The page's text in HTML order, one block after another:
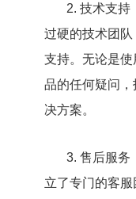
2. 技术支持
过硬的技术团
支持。无论是
品的任何疑问
决方案。
3. 售后服务
立了专门的客